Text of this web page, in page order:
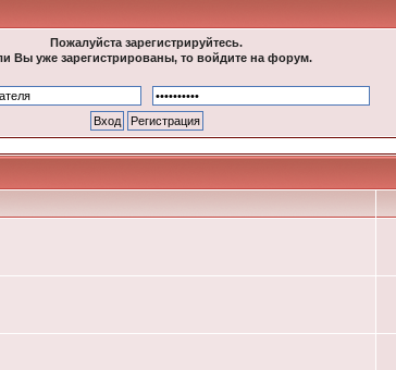
Пожалуйста зарегистрируйтесь.
Вы уже зарегистрированы, то войдите на форум.